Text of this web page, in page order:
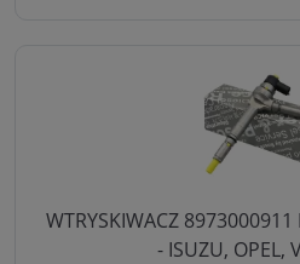
WTRYSKIWACZ
- ISUZU, OPEL,